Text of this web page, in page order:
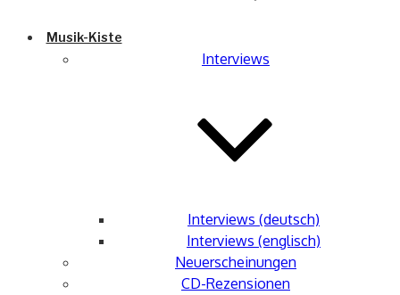
Musik-Kiste
Interviews
Interviews (deutsch)
Interviews (englisch)
Neuerscheinungen
CD-Rezensionen